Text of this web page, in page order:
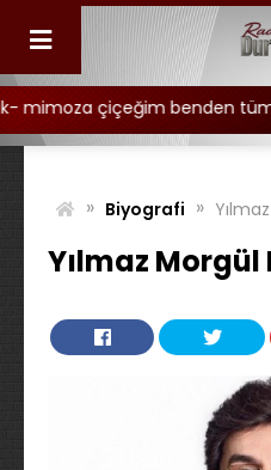
content
benden tüm
» Biyografi »
Yılmaz